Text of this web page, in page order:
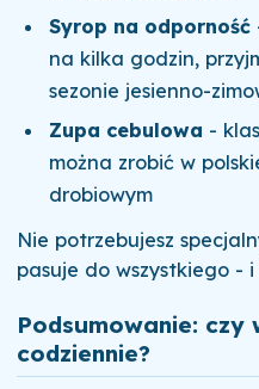
Syrop na odporność
na kilka godzin,
sezonie jesienno-
Zupa cebulowa -
można zrobić w
drobiowym
Nie potrzebujesz
pasuje do wszystkiego -
Podsumowanie: czy
codziennie?